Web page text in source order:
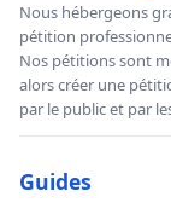
Nous hébergeons
pétition
Nos pétitions sont
alors créer une
par le public et par
Guides